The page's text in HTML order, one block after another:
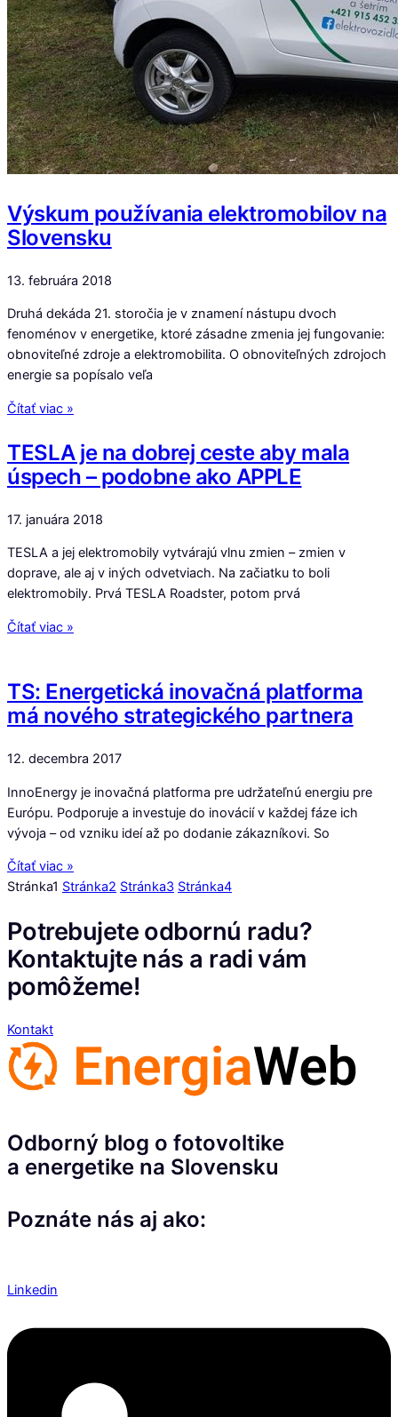
Výskum používania elektromobilov na
Slovensku
13. februára 2018
Druhá dekáda 21. storočia je v znamení nástupu dvoch
fenoménov v energetike, ktoré zásadne zmenia jej fungovanie:
obnoviteľné zdroje a elektromobilita. O obnoviteľných zdrojoch
energie sa popísalo veľa
Čítať viac »
TESLA je na dobrej ceste aby mala
úspech – podobne ako APPLE
17. januára 2018
TESLA a jej elektromobily vytvárajú vlnu zmien – zmien v
doprave, ale aj v iných odvetviach. Na začiatku to boli
elektromobily. Prvá TESLA Roadster, potom prvá
Čítať viac »
TS: Energetická inovačná platforma
má nového strategického partnera
12. decembra 2017
InnoEnergy je inovačná platforma pre udržateľnú energiu pre
Európu. Podporuje a investuje do inovácií v každej fáze ich
vývoja – od vzniku ideí až po dodanie zákazníkovi. So
Čítať viac »
Stránka1 Stránka2 Stránka3 Stránka4
Potrebujete odbornú radu?
Kontaktujte nás a radi vám
pomôžeme!
Kontakt
Odborný blog o fotovoltike
a energetike na Slovensku
Poznáte nás aj ako:
Linkedin